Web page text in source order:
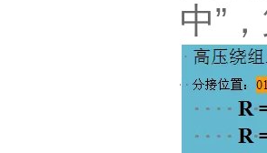
中”